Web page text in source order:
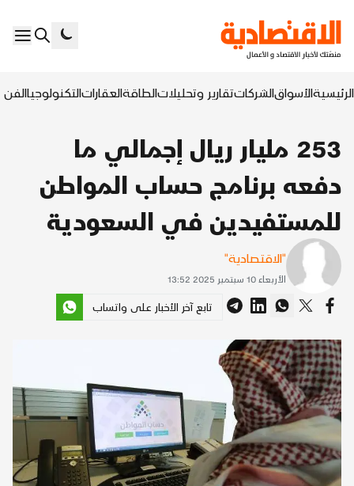
الرئيسيةالأسواقالشركاتتقارير وتحليلاتالطاقةالعقاراتالتكنولوجياالفن
253 مليار ريال إجمالي ما
دفعه برنامج حساب المواطن
للمستفيدين في السعودية
"الاقتصادية"
الأربعاء 10 سبتمبر 2025 13:52
تابع آخر الأخبار على واتساب